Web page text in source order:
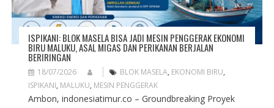
ISPIKANI: BLOK MASELA BISA JADI MESIN PENGGERAK EKONOMI
BIRU MALUKU, ASAL MIGAS DAN PERIKANAN BERJALAN
BERIRINGAN
18/07/2026 BLOK MASELA, EKONOMI BIRU,
ISPIKANI, MALUKU, MESIN PENGGERAK
Ambon, indonesiatimur.co – Groundbreaking Proyek